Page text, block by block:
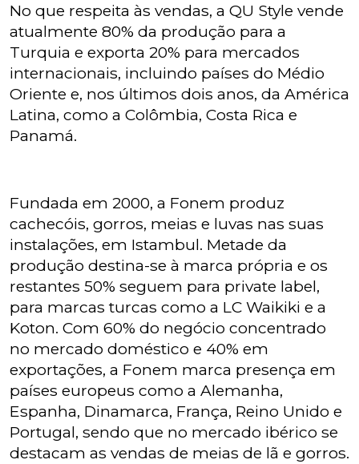
No que respeita às vendas, a QU Style vende
atualmente 80% da produção para a
Turquia e exporta 20% para mercados
internacionais, incluindo países do Médio
Oriente e, nos últimos dois anos, da América
Latina, como a Colômbia, Costa Rica e
Panamá.
Fundada em 2000, a Fonem produz
cachecóis, gorros, meias e luvas nas suas
instalações, em Istambul. Metade da
produção destina-se à marca própria e os
restantes 50% seguem para private label,
para marcas turcas como a LC Waikiki e a
Koton. Com 60% do negócio concentrado
no mercado doméstico e 40% em
exportações, a Fonem marca presença em
países europeus como a Alemanha,
Espanha, Dinamarca, França, Reino Unido e
Portugal, sendo que no mercado ibérico se
destacam as vendas de meias de lã e gorros.